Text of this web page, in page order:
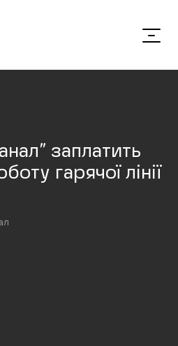
заплатить
гарячої лінії